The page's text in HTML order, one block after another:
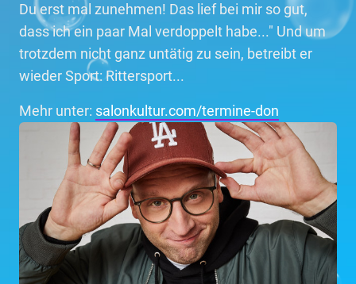
Du erst mal zunehmen! Das lief bei mir so gut,
dass ich ein paar Mal verdoppelt habe..." Und um
trotzdem nicht ganz untätig zu sein, betreibt er
wieder Sport: Rittersport...
Mehr unter: salonkultur.com/termine-don